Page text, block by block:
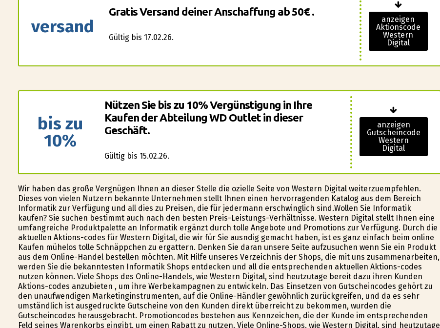
versand
Gratis Versand deiner Anschaffung ab 50€ .
Gültig bis 17.02.26.
anzeigen
Aktionscode
Western
Digital
bis zu
10%
Nützen Sie bis zu 10% Vergünstigung in Ihre
Kaufen der Abteilung WD Outlet in dieser
Geschäft.
Gültig bis 15.02.26.
anzeigen
Gutscheincode
Western
Digital
Wir haben das große Vergnügen Ihnen an dieser Stelle die ofizielle Seite von Western Digital weiterzuempfehlen.
Dieses von vielen Nutzern bekannte Unternehmen stellt Ihnen einen hervorragenden Katalog aus dem Bereich
Informatik zur Verfügung und all dies zu Preisen, die für jedermann erschwinglich sind.Wollen Sie Informatik
kaufen? Sie suchen bestimmt auch nach den besten Preis-Leistungs-Verhältnisse. Western Digital stellt Ihnen eine
umfangreiche Produktpalette an Informatik ergänzt durch tolle Angebote und Promotions zur Verfügung. Durch die
aktuellen Aktions-codes für Western Digital, die wir für Sie ausfindig gemacht haben, ist es ganz einfach beim online
Kaufen mühelos tolle Schnäppchen zu ergattern. Denken Sie daran unsere Seite aufzusuchen wenn Sie ein Produkt
aus dem Online-Handel bestellen möchten. Mit Hilfe unseres Verzeichnis der Shops, die mit uns zusammenarbeiten,
werden Sie die bekanntesten Informatik Shops entdecken und all die entsprechenden aktuellen Aktions-codes
nutzen können. Viele Shops des Online-Handels, wie Western Digital, sind heutzutage bereit dazu ihren Kunden
Aktions-codes anzubieten , um ihre Werbekampagnen zu entwickeln. Das Einsetzen von Gutscheincodes gehört zu
den unaufwendigen Marketinginstrumenten, auf die Online-Händler gewöhnlich zurückgreifen, und da es sehr
umständlich ist ausgedruckte Gutscheine von den Kunden direkt überreicht zu bekommen, wurden die
Gutscheincodes herausgebracht. Promotioncodes bestehen aus Kennzeichen, die der Kunde im entsprechenden
Feld seines Warenkorbs eingibt, um einen Rabatt zu nutzen. Viele Online-Shops, wie Western Digital, sind heutzutage